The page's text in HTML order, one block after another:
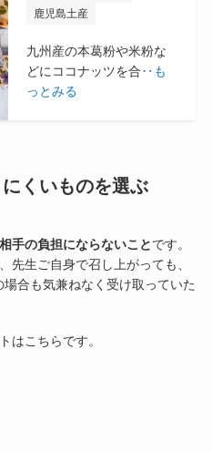
鹿児島土産
九州産の本葛粉や米粉な
どにココナッツを合‥も
っとみる
くいものを選ぶ
相手の負担にならないことです。
先生ご自身で召し上がっても、
合も気兼ねなく受け取っていた
はこちらです。